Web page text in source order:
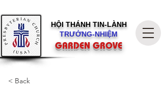
HỘI THÁNH TIN-LÀNH
TRƯỞNG-NHIỆM
GARDEN GROVE
< Back